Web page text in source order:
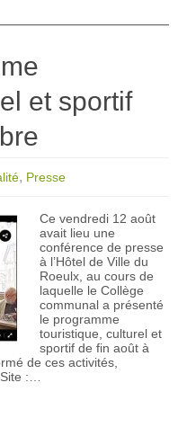
et sportif
, Presse
Ce vendredi 12 août
avait lieu une
conférence de presse
à l’Hôtel de Ville du
Roeulx, au cours de
laquelle le Collège
communal a présenté
le programme
touristique, culturel et
sportif de fin août à
de ces activités,
:…